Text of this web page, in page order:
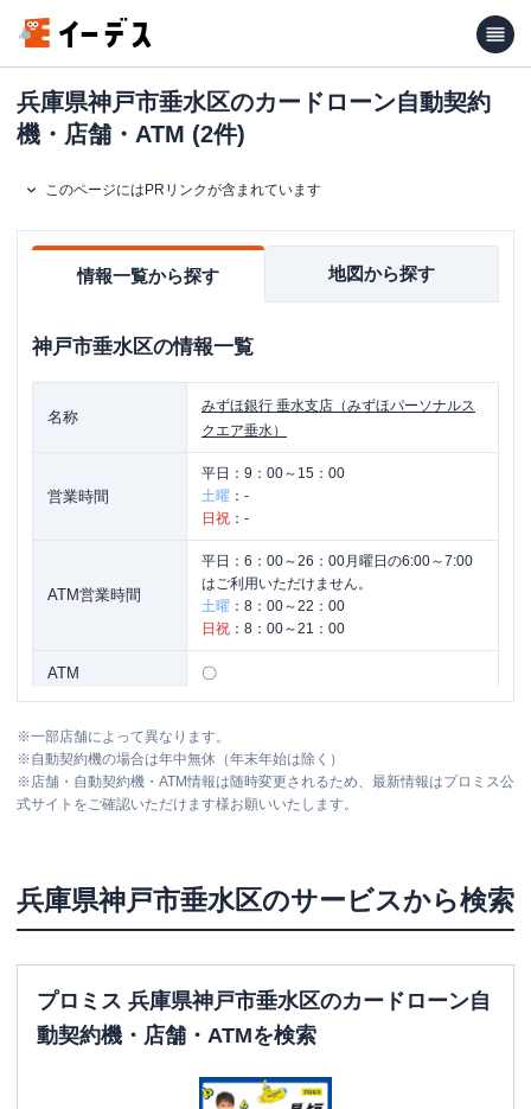
兵庫県神戸市垂水区のカードローン自動契約
機・店舗・ATM (2件)
このページにはPRリンクが含まれています
情報一覧から探す 地図から探す
神戸市垂水区の情報一覧
名称
みずほ銀行 垂水支店（みずほパーソナルス
クエア垂水）
営業時間
平日： 9：00～15：00
土曜 ： -
日祝 ： -
ATM営業時間
平日： 6：00～26：00月曜日の6:00～7:00
はご利用いただけません。
土曜 ： 8：00～22：00
日祝 ： 8：00～21：00
ATM 〇
住所 兵庫県神戸市垂水区神田町3-8
営業時間
土曜：09:00-21:00
ATM営業時間
平日：-
土曜：-
日祝
： -
✕
※一部店舗によって異なります。
※自動契約機の場合は年中無休（年末年始は除く）
※店舗・自動契約機・ATM情報は随時変更されるため、最新情報はプロミス公
式サイトをご確認いただけます様お願いいたします。
兵庫県神戸市垂水区のサービスから検索
プロミス 兵庫県神戸市垂水区のカードローン自
動契約機・店舗・ATMを検索